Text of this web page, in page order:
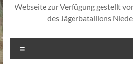
Webseite zur Verfügung gestellt
des Jägerbataillons